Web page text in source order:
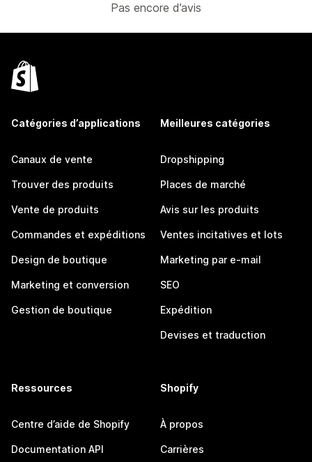
Pas encore d’avis
Catégories d’applications
Canaux de vente
Trouver des produits
Vente de produits
Commandes et expéditions
Design de boutique
Marketing et conversion
Gestion de boutique
Meilleures catégories
Dropshipping
Places de marché
Avis sur les produits
Ventes incitatives et lots
Marketing par e-mail
SEO
Expédition
Devises et traduction
Ressources
Centre d’aide de Shopify
Documentation API
Shopify
À propos
Carrières